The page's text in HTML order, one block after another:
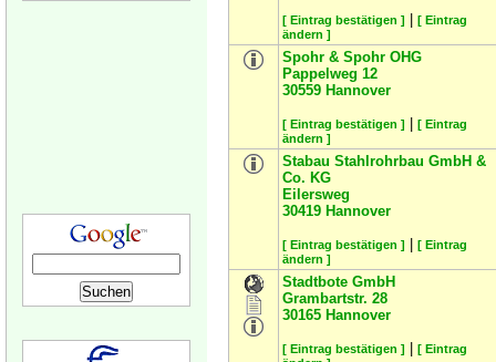
[ Eintrag bestätigen ]
[ Eintrag
ändern ]
Spohr & Spohr OHG
Pappelweg 12
30559 Hannover
[ Eintrag bestätigen ]
[ Eintrag
ändern ]
Stabau Stahlrohrbau GmbH &
Co. KG
Eilersweg
30419 Hannover
[ Eintrag bestätigen ]
[ Eintrag
ändern ]
Stadtbote GmbH
Grambartstr. 28
30165 Hannover
[ Eintrag bestätigen ]
[ Eintrag